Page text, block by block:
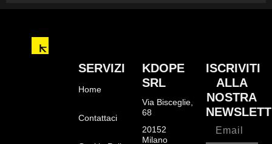
SERVIZI
Home
Contattaci
KDOPE
SRL
Via Bisceglie,
68
20152
Milano
ISCRIVITI
ALLA
NOSTRA